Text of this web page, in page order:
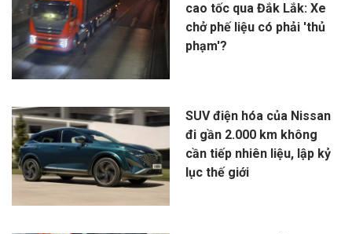
cao tốc qua Đắk Lắk: Xe
chở phế liệu có phải 'thủ
phạm'?
SUV điện hóa của Nissan
đi gần 2.000 km không
cần tiếp nhiên liệu, lập kỷ
lục thế giới